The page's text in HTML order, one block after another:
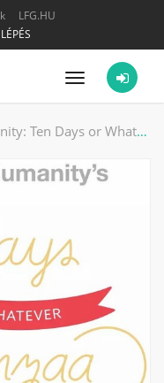
LFG.HU
Menü
of Kwanzaa társasjáték kiegészítő